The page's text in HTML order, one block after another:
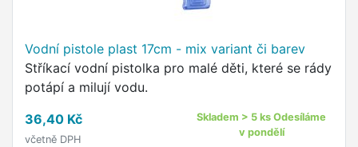
Vodní pistole plast 17cm - mix variant či barev
Stříkací vodní pistolka pro malé děti, které se rády
potápí a milují vodu.
36,40 Kč
včetně DPH
Skladem > 5 ks Odesíláme
v pondělí